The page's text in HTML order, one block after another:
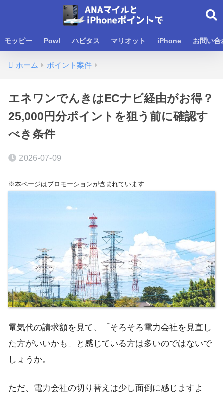
モッピー Powl ハピタス マリオット iPhone お問い合
ホーム ポイント案件
エネワンでんきはECナビ経由がお得？
25,000円分ポイントを狙う前に確認す
べき条件
2026-07-09
※本ページはプロモーションが含まれています
電気代の請求額を見て、「そろそろ電力会社を見直し
た方がいいかも」と感じている方は多いのではないで
しょうか。
ただ、電力会社の切り替えは少し面倒に感じますよ